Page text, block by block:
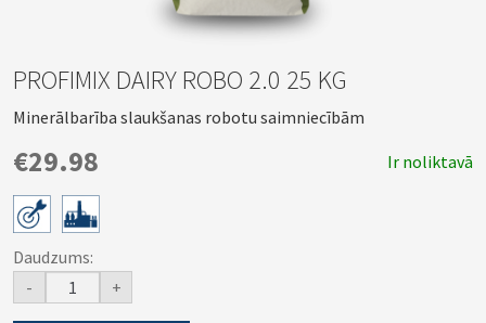
PROFIMIX DAIRY ROBO 2.0 25 KG
Minerālbarība slaukšanas robotu saimniecībām
€29.98 Ir noliktavā
Daudzums:
-
+